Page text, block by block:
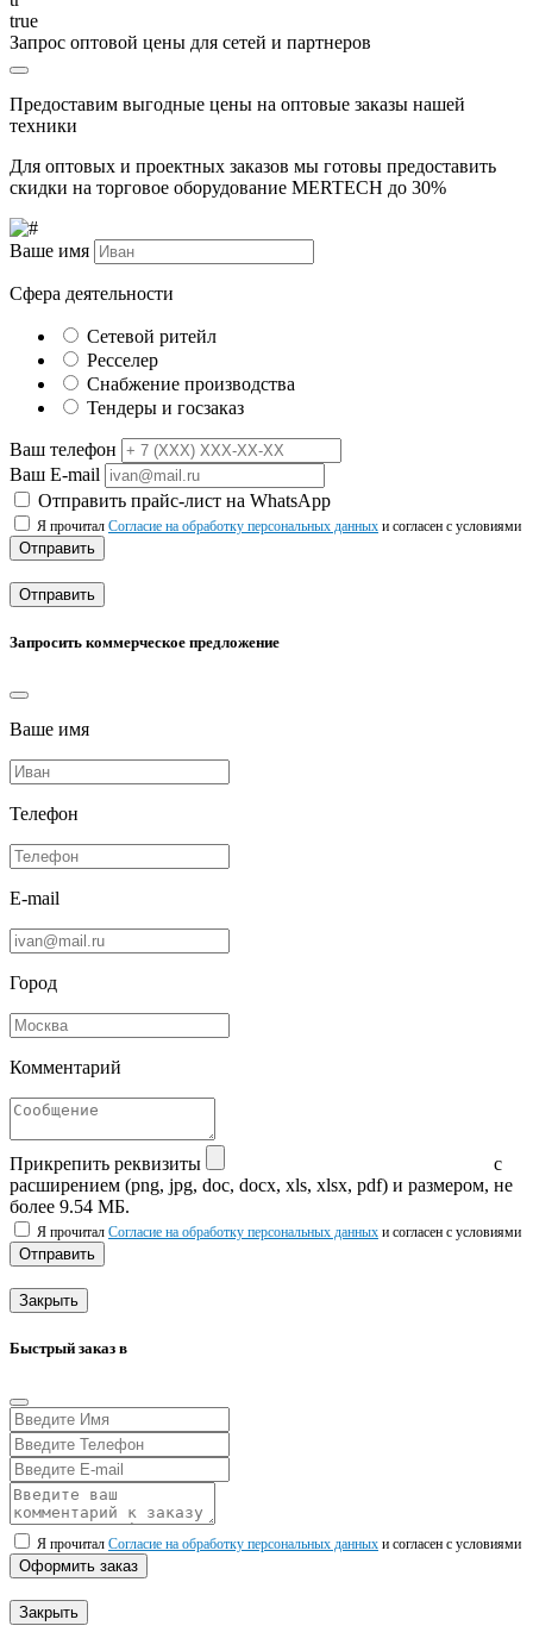
true
Запрос оптовой цены для сетей и партнеров
Предоставим выгодные цены на оптовые заказы нашей
техники
Для оптовых и проектных заказов мы готовы предоставить
скидки на торговое оборудование MERTECH до 30%
Ваше имя
Сфера деятельности
Сетевой ритейл
Ресселер
Снабжение производства
Тендеры и госзаказ
Ваш телефон
Ваш E-mail
Отправить прайс-лист на WhatsApp
Я прочитал Согласие на обработку персональных данных и согласен с условиями
Отправить
Отправить
Запросить коммерческое предложение
Ваше имя
Телефон
E-mail
Город
Комментарий
Прикрепить реквизиты
с
расширением (png, jpg, doc, docx, xls, xlsx, pdf) и размером, не
более 9.54 МБ.
Я прочитал Согласие на обработку персональных данных и согласен с условиями
Отправить
Закрыть
Быстрый заказ в
Я прочитал Согласие на обработку персональных данных и согласен с условиями
Оформить заказ
Закрыть